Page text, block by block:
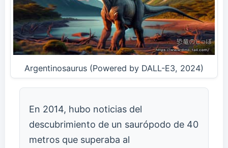
Argentinosaurus (Powered by DALL-E3, 2024)
En 2014, hubo noticias del
descubrimiento de un saurópodo de 40
metros que superaba al